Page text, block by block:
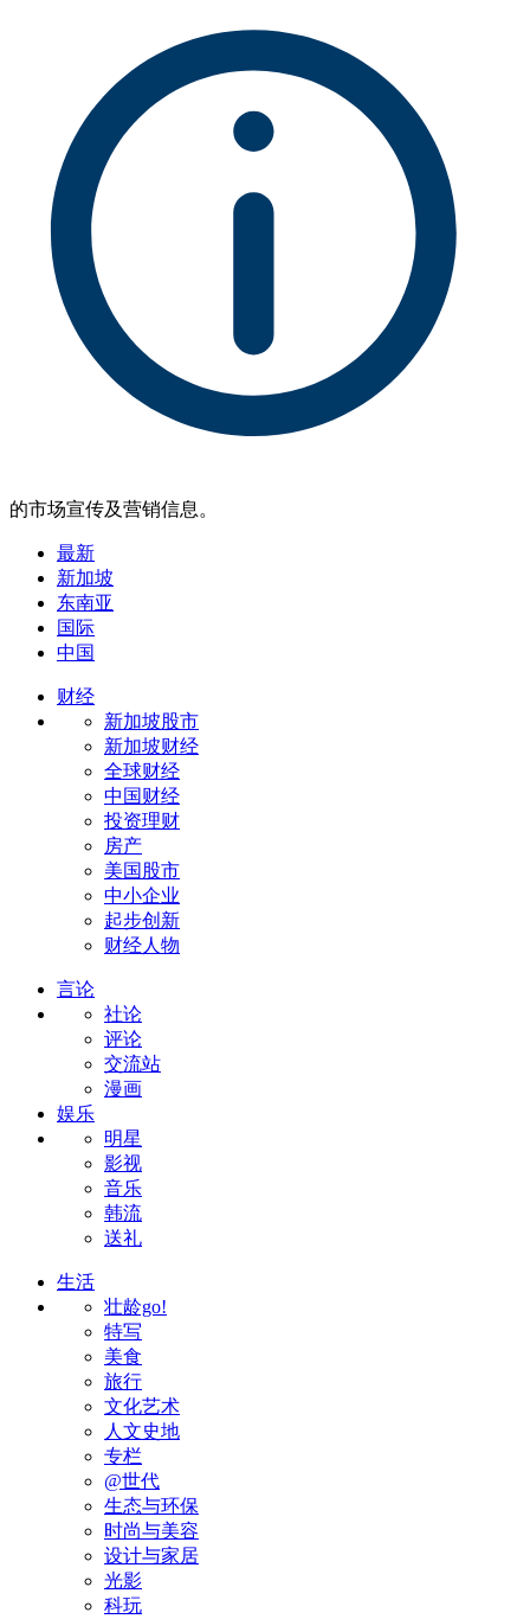
的市场宣传及营销信息。
最新
新加坡
东南亚
国际
中国
财经
新加坡股市
新加坡财经
全球财经
中国财经
投资理财
房产
美国股市
中小企业
起步创新
财经人物
言论
社论
评论
交流站
漫画
娱乐
明星
影视
音乐
韩流
送礼
生活
壮龄go!
特写
美食
旅行
文化艺术
人文史地
专栏
@世代
生态与环保
时尚与美容
设计与家居
光影
科玩